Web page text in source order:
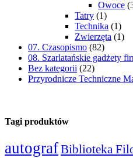
Owoce
Tatry (1)
Technika (1)
Zwierzęta (1)
07. Czasopismo (82)
08. Szarlatańskie gadżety
Bez kategorii (22)
Przyrodnicze Techniczne
Tagi produktów
autografBiblioteka